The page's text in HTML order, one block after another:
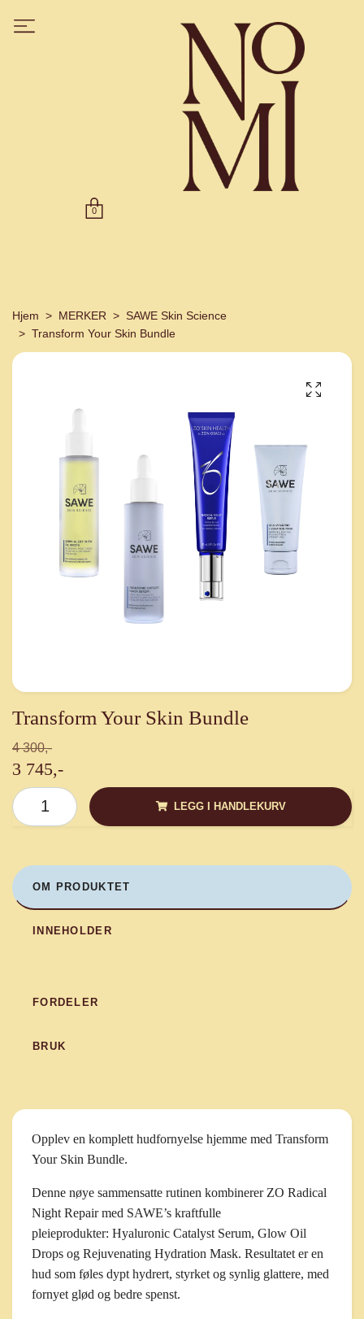
0
Hjem MERKER
SAWE Skin Science
Transform Your Skin Bundle
Transform Your Skin Bundle
4 300,-
3 745,-
LEGG I HANDLEKURV
OM PRODUKTET
INNEHOLDER
FORDELER
BRUK
Opplev en komplett hudfornyelse hjemme med Transform
Your Skin Bundle.
Denne nøye sammensatte rutinen kombinerer ZO Radical
Night Repairmed SAWE’s kraftfulle
pleieprodukter: Hyaluronic Catalyst Serum, Glow Oil
Drops og Rejuvenating Hydration Mask. Resultatet er en
hud som føles dypt hydrert, styrket og synlig glattere, med
fornyet glød og bedre spenst.